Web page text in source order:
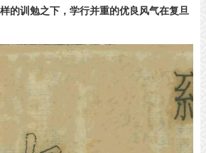
的训勉之下，学行并重的优良风气在复旦